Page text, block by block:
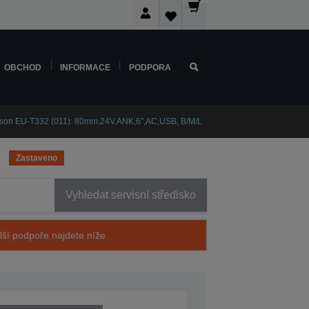
OBCHOD INFORMACE PODPORA
EU-T332 (011): 80mm,24V,ANK,6",AC,USB, B/M/L
Zastaveno
Vyhledat servisní středisko
podpoře najdete níže.